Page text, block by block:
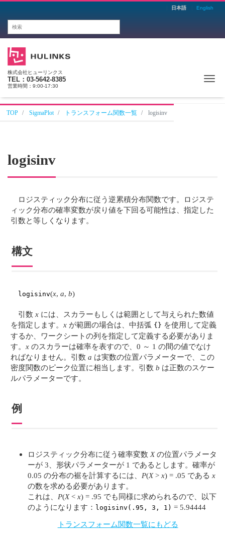
日本語 English
株式会社ヒューリンクス
TEL：03-5642-8385
営業時間：9:00-17:30
TOP SigmaPlot トランスフォーム関数一覧 logisinv
logisinv
ロジスティック分布に従う逆累積分布関数です。ロジステ
ィック分布の確率変数が戻り値を下回る可能性は、指定した
引数と等しくなります。
構文
logisinv(x,a,b)
引数x には、スカラーもしくは範囲として与えられた数値
を指定します。x が範囲の場合は、中括弧 {} を使用して定義
するか、ワークシートの列を指定して定義する必要がありま
す。x のスカラーは確率を表すので、0 ～ 1 の間の値でなけ
ればなりません。引数a は実数の位置パラメーターで、この
密度関数のピーク位置に相当します。引数b は正数のスケー
ルパラメーターです。
例
ロジスティック分布に従う確率変数 Xの位置パラメータ
ーが 3、形状パラメーターが 1 であるとします。確率が
0.05 の分布の裾を計算するには、 P(X> x) = .05 である x
の数を求める必要があります。
これは、 P(X< x) = .95 でも同様に求められるので、以下
のようになります： logisinv(.95, 3, 1) = 5.94444
トランスフォーム関数一覧にもどる